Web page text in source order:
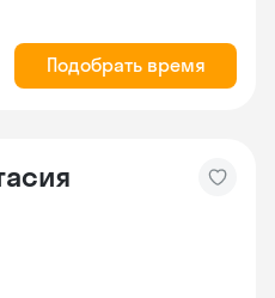
Подобрать время